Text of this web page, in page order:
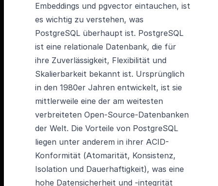
Embeddings und pgvector eintauchen, ist
es wichtig zu verstehen, was
PostgreSQL überhaupt ist. PostgreSQL
ist eine relationale Datenbank, die für
ihre Zuverlässigkeit, Flexibilität und
Skalierbarkeit bekannt ist. Ursprünglich
in den 1980er Jahren entwickelt, ist sie
mittlerweile eine der am weitesten
verbreiteten Open-Source-Datenbanken
der Welt. Die Vorteile von PostgreSQL
liegen unter anderem in ihrer ACID-
Konformität (Atomarität, Konsistenz,
Isolation und Dauerhaftigkeit), was eine
hohe Datensicherheit und -integrität